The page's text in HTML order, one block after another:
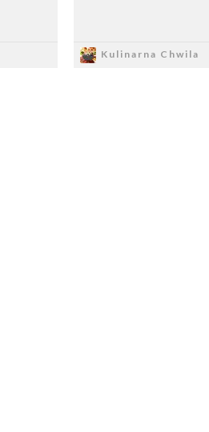
Kulinarna Chwila